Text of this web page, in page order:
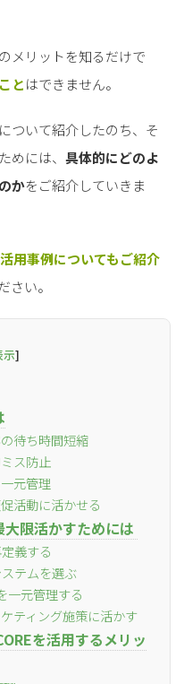
メリットを知るだけで
とはできません。
ついて紹介したのち、そ
には、 具体的にどのよ
かをご紹介していきま
用事例についてもご紹介
さい。
示]
待ち時間短縮
ス防止
元管理
活動に活かせる
限活かすためには
義する
テムを選ぶ
一元管理する
ティング施策に活かす
を活用するメリッ